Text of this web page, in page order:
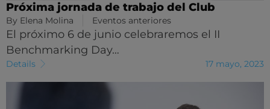
Próxima jornada de trabajo del Club
By Elena Molina Eventos anteriores
El próximo 6 de junio celebraremos el II
Benchmarking Day…
Details 17 mayo, 2023